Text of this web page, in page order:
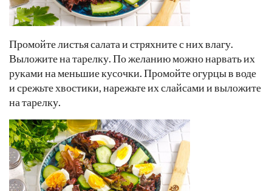
Промойте листья салата и стряхните с них влагу.
Выложите на тарелку. По желанию можно нарвать их
руками на меньшие кусочки. Промойте огурцы в воде
и срежьте хвостики, нарежьте их слайсами и выложите
на тарелку.